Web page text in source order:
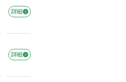
詳細
詳細